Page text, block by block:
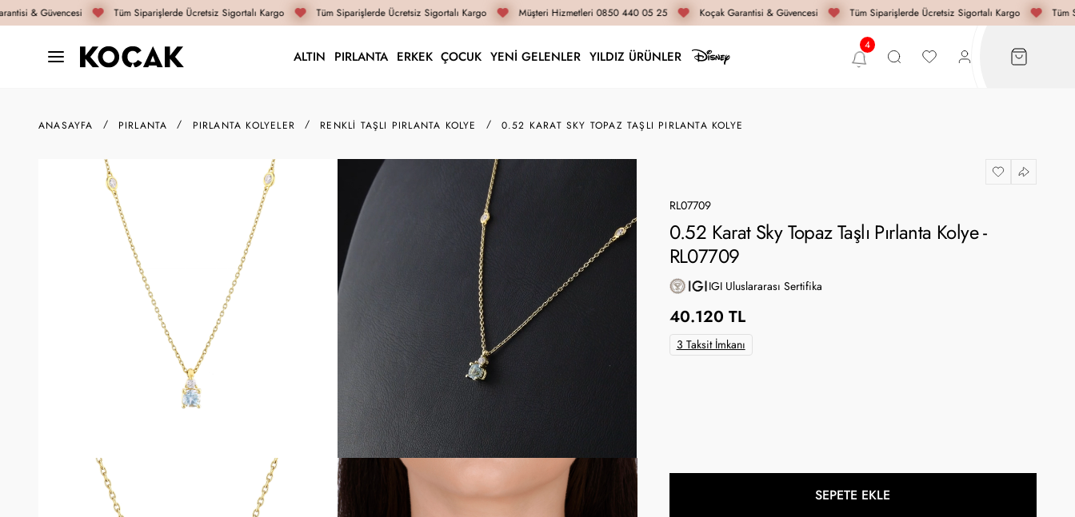
& Güvencesi Tüm Siparişlerde Ücretsiz Sigortalı Kargo Tüm Siparişlerde Ücretsiz Sigortalı Kargo Müşteri Hizmetleri 0850 440 05 25 Koçak Garantisi & Güvencesi Tüm Siparişlerde Ücretsiz Sigortalı Kargo Tüm
ALTIN PIRLANTA ERKEK ÇOCUK YENİ GELENLER YILDIZ ÜRÜNLER
ANASAYFA PIRLANTA PIRLANTA KOLYELER RENKLI TAŞLI PIRLANTA KOLYE 0.52 KARAT SKY TOPAZ TAŞLI PIRLANTA KOLYE
RL07709
0.52 Karat Sky Topaz Taşlı Pırlanta Kolye -
RL07709
IGI Uluslararası Sertifika
40.120 TL
3 Taksit İmkanı
SEPETE EKLE